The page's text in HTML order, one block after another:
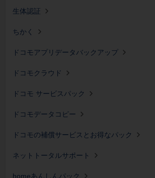
生体認証
ちかく
ドコモアプリデータバックアップ
ドコモクラウド
ドコモ サービスパック
ドコモデータコピー
ドコモの補償サービスとお得なパック
ネットトータルサポート
homeあんしんパック